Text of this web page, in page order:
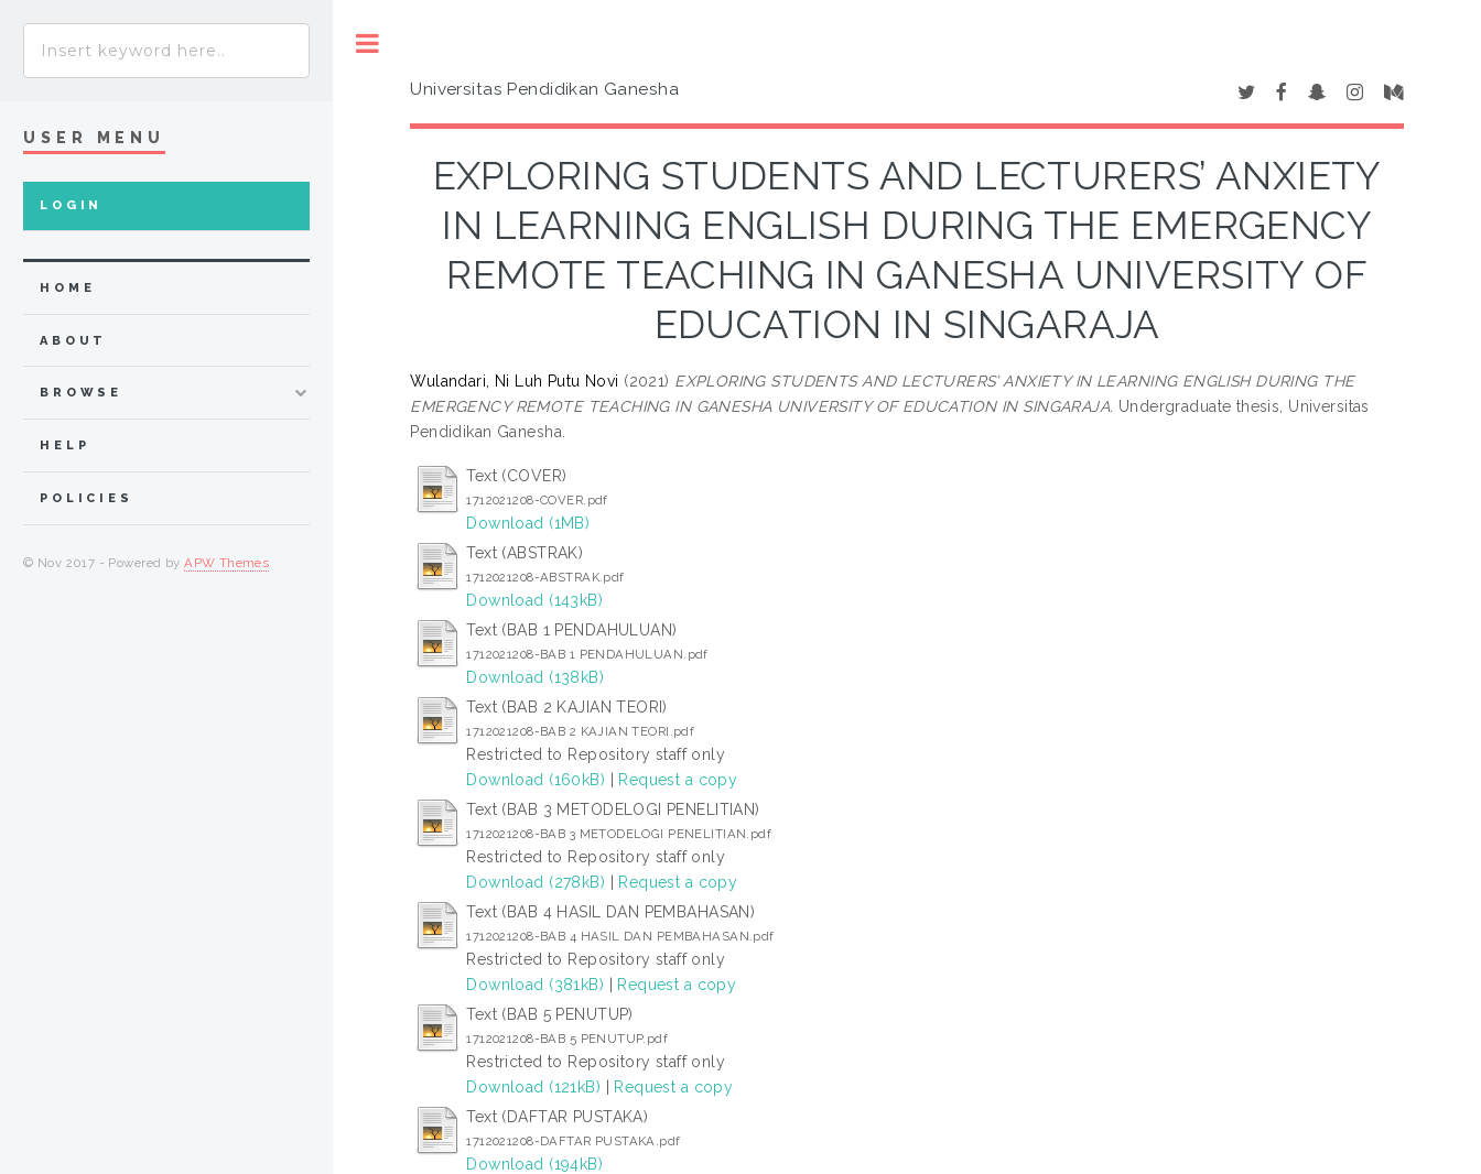
Universitas Pendidikan Ganesha
EXPLORING STUDENTS AND LECTURERS’ ANXIETY
IN LEARNING ENGLISH DURING THE EMERGENCY
REMOTE TEACHING IN GANESHA UNIVERSITY OF
EDUCATION IN SINGARAJA
Wulandari, Ni Luh Putu Novi (2021) EXPLORING STUDENTS AND LECTURERS’ ANXIETY IN LEARNING ENGLISH DURING THE
EMERGENCY REMOTE TEACHING IN GANESHA UNIVERSITY OF EDUCATION IN SINGARAJA. Undergraduate thesis, Universitas
Pendidikan Ganesha.
Text (COVER)
1712021208-COVER.pdf
Download (1MB)
Text (ABSTRAK)
1712021208-ABSTRAK.pdf
Download (143kB)
Text (BAB 1 PENDAHULUAN)
1712021208-BAB 1 PENDAHULUAN.pdf
Download (138kB)
Text (BAB 2 KAJIAN TEORI)
1712021208-BAB 2 KAJIAN TEORI.pdf
Restricted to Repository staff only
Download (160kB) | Request a copy
Text (BAB 3 METODELOGI PENELITIAN)
1712021208-BAB 3 METODELOGI PENELITIAN.pdf
Restricted to Repository staff only
Download (278kB) | Request a copy
Text (BAB 4 HASIL DAN PEMBAHASAN)
1712021208-BAB 4 HASIL DAN PEMBAHASAN.pdf
Restricted to Repository staff only
Download (381kB) | Request a copy
Text (BAB 5 PENUTUP)
1712021208-BAB 5 PENUTUP.pdf
Restricted to Repository staff only
Download (121kB) | Request a copy
Text (DAFTAR PUSTAKA)
1712021208-DAFTAR PUSTAKA.pdf
Download (194kB)
USER MENU
LOGIN
HOME
ABOUT
BROWSE
HELP
POLICIES
© Nov 2017 - Powered byAPW Themes